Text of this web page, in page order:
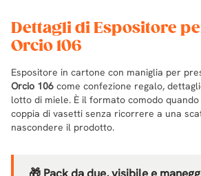
Dettagli di Espositore
Orcio 106
Espositore in cartone con maniglia per
Orcio 106 come confezione regalo,
lotto di miele. È il formato comodo
coppia di vasetti senza ricorrere a una
nascondere il prodotto.
🎁 Pack da due, visibile e